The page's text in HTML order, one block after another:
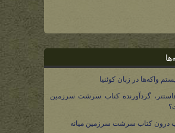
واکه‌ها در زبان کوئنیا
گردآورنده کتاب سرشت سرزمین
درون کتاب سرشت سرزمین میانه